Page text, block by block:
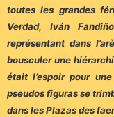
toutes les grandes
Verdad, Iván
représentant dans
bousculer une
était l’espoir pour
pseudos figuras se
dans les Plazas des